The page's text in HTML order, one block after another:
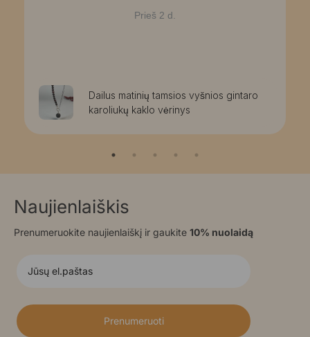
Prieš 2 d.
Dailus matinių tamsios vyšnios gintaro
karoliukų kaklo vėrinys
Naujienlaiškis
Prenumeruokite naujienlaiškį ir gaukite 10% nuolaidą
Prenumeruoti